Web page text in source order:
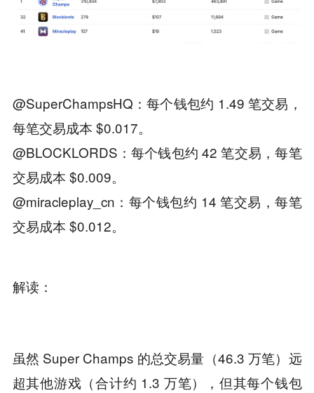
@SuperChampsHQ：每个钱包约 1.49 笔交易，
每笔交易成本 $0.017。
@BLOCKLORDS：每个钱包约 42 笔交易，每笔
交易成本 $0.009。
@miracleplay_cn：每个钱包约 14 笔交易，每笔
交易成本 $0.012。
解读：
虽然 Super Champs 的总交易量（46.3 万笔）远
超其他游戏（合计约 1.3 万笔），但其每个钱包